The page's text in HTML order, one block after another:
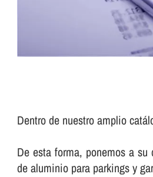
Dentro de nuestro amplio
De esta forma, ponemos a
de aluminio para parkings y